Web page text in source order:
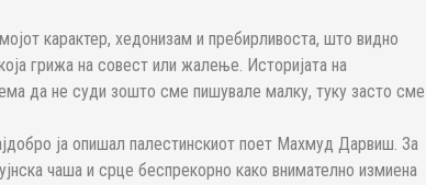
карактер, хедонизам и пребирливоста, што видно
грижа на совест или жалење. Историјата на
да не суди зошто сме пишувале малку, туку засто сме
ја опишал палестинскиот поет Махмуд Дарвиш. За
чаша и срце беспрекорно како внимателно измиена